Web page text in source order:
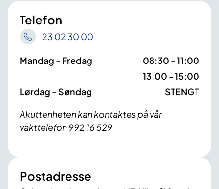
Telefon
23 02 30 00
Mandag - Fredag
08:30 - 11:00
13:00 - 15:00
Lørdag - Søndag
STENGT
Akuttenheten kan kontaktes på vår
vakttelefon 992 16 529
Postadresse